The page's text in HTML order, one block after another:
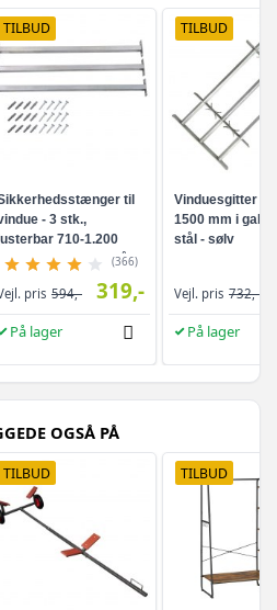
TILBUD
til
- 3 stk.,
710-1.200
mm, galvaniseret stål,
(366)
pris 594,- 319,-
På lager
TILBUD
Vinduesgitter
1500 mm i
stål - sølv
Vejl. pris 732,-
På lager
OGSÅ PÅ
TILBUD TILBUD